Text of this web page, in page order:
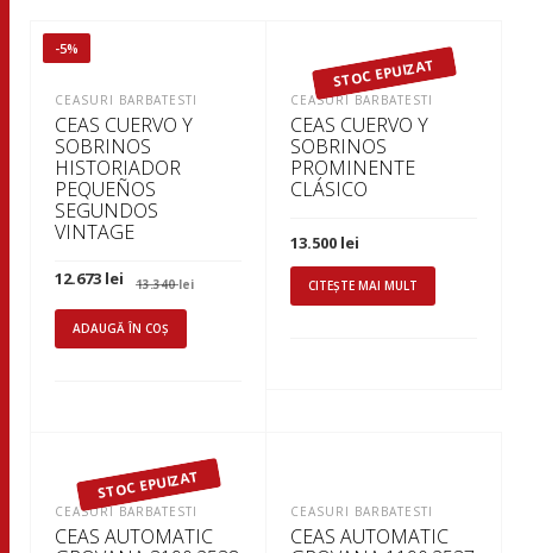
-5%
CEASURI BARBATESTI
CEAS CUERVO Y
SOBRINOS
HISTORIADOR
PEQUEÑOS
SEGUNDOS
VINTAGE
13.340leiPrețul
inițial
12.673 lei Prețul
curent
ADAUGĂ ÎN COȘ
STOC EPUIZAT
CEASURI BARBATESTI
CEAS CUERVO Y
SOBRINOS
PROMINENTE
CLÁSICO
13.500 lei
CITEȘTE MAI MULT
STOC EPUIZAT
CEASURI BARBATESTI
CEAS AUTOMATIC
CEASURI BARBATESTI
CEAS AUTOMATIC